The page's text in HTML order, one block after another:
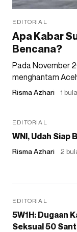
EDITORIAL
Apa Kabar
Bencana?
Pada November
menghantam
Risma Azhari 1
EDITORIAL
WNI, Udah Siap
Risma Azhari 2
EDITORIAL
5W1H: Dugaan
Seksual 50